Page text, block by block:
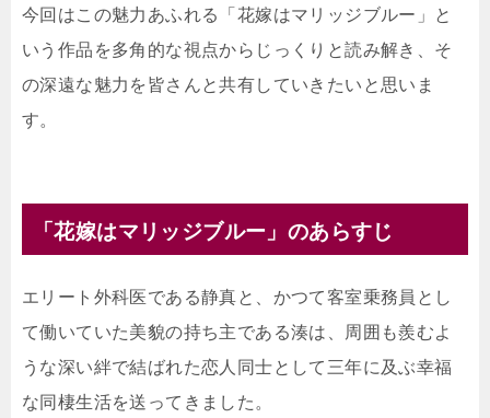
今回はこの魅力あふれる「花嫁はマリッジブルー」と
いう作品を多角的な視点からじっくりと読み解き、そ
の深遠な魅力を皆さんと共有していきたいと思いま
す。
「花嫁はマリッジブルー」のあらすじ
エリート外科医である静真と、かつて客室乗務員とし
て働いていた美貌の持ち主である湊は、周囲も羨むよ
うな深い絆で結ばれた恋人同士として三年に及ぶ幸福
な同棲生活を送ってきました。